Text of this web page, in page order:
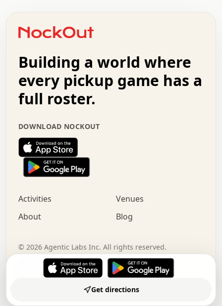
Get directions
+   .   .   .   .   .   .   .   .   .   +   .   .
.   +   .   .   o   .   .   .   .   .   .   :   .   .
.   .   .   .   .   .   .   .   .   .   .   :   .   .
.   .   .   .   +   .   .   .   .   .   .   .   +
.   :   .   .   .   .   .   .   .   .   o   .   .   .
.   .   x   .   .   .   .   .   .   :   .   .   o
.   .   .   .   :   .   .   .   .   o   .   .   .   .
.   .   .   .   .   .   .   +   .   .   x   .   .   .
.   .   .   .   .   :   +   .   .   .   .   .   o
.   .   .   .   .   .   .   .   .   .   .   .   .   .
.   .   :   o   .   .   .   .   .   .   .   +   .
.   o   .   .   .   .   x   .   .   .   .   .   .   .
.   .   .   .   x   +   .   .   .   .   .   .   .   .
.   +   .   .   .   .   .   .   .   .   :   .   x   .
.   .   .   .   .   .   .   .   .   .   .   .   .   .
.   .   .   .   .   .   .   .   .   .   .   .   .   .
Building a world where
every pickup game has a
full roster.
DOWNLOAD NOCKOUT
Activities
Venues
About
Blog
© 2026 Agentic Labs Inc. All rights reserved.
Terms of ServicePrivacy Policy
Instagram LinkedIn
Subramanya N